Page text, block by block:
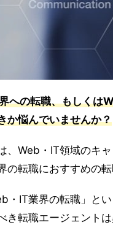
への転職、もしくは
か悩んでいませんか？
、Web・IT領域のキ
の転職におすすめの
・IT業界の転職」と
き転職エージェント